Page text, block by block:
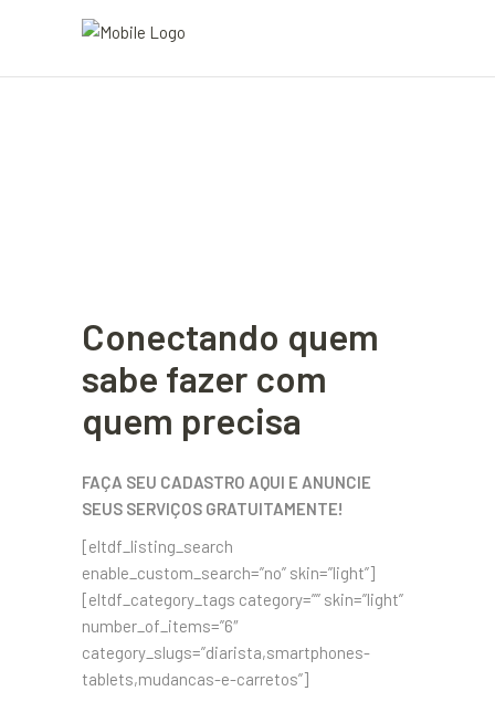
Conectando quem
sabe fazer com
quem precisa
FAÇA SEU CADASTRO AQUI E ANUNCIE
SEUS SERVIÇOS GRATUITAMENTE!
[eltdf_listing_search
enable_custom_search=”no” skin=”light”]
[eltdf_category_tags category=”” skin=”light”
number_of_items=”6″
category_slugs=”diarista,smartphones-
tablets,mudancas-e-carretos”]